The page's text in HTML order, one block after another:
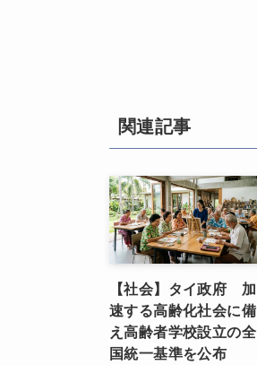
関連記事
【社会】タイ政府 加
速する高齢化社会に備
え高齢者学校設立の全
国統一基準を公布